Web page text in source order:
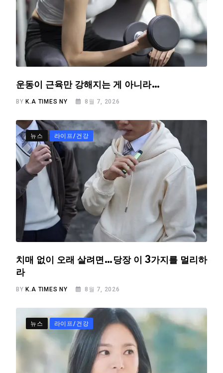
운동이 근육만 강해지는 게 아니라…
BYK.A TIMES NY 8월 7, 2026
뉴스 라이프/건강
치매 없이 오래 살려면…당장 이 3가지를 멀리하
라
BYK.A TIMES NY 8월 7, 2026
뉴스 라이프/건강